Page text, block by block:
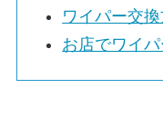
ワイパー交
お店でワイ